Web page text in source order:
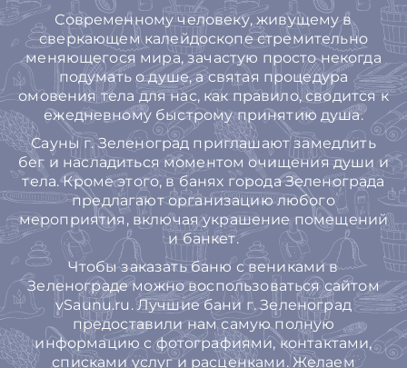
Современному человеку, живущему в
сверкающем калейдоскопе стремительно
меняющегося мира, зачастую просто некогда
подумать о душе, а святая процедура
омовения тела для нас, как правило, сводится к
ежедневному быстрому принятию душа.
Сауны г. Зеленоград приглашают замедлить
бег и насладиться моментом очищения души и
тела. Кроме этого, в банях города Зеленограда
предлагают организацию любого
мероприятия, включая украшение помещений
и банкет.
Чтобы заказать баню с вениками в
Зеленограде можно воспользоваться сайтом
vSaunu.ru. Лучшие бани г. Зеленоград
предоставили нам самую полную
информацию с фотографиями, контактами,
списками услуг и расценками. Желаем